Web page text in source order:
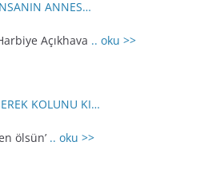
ANNES…
Açıkhava .. oku >>
KOLUNU KI…
ölsün’ .. oku >>